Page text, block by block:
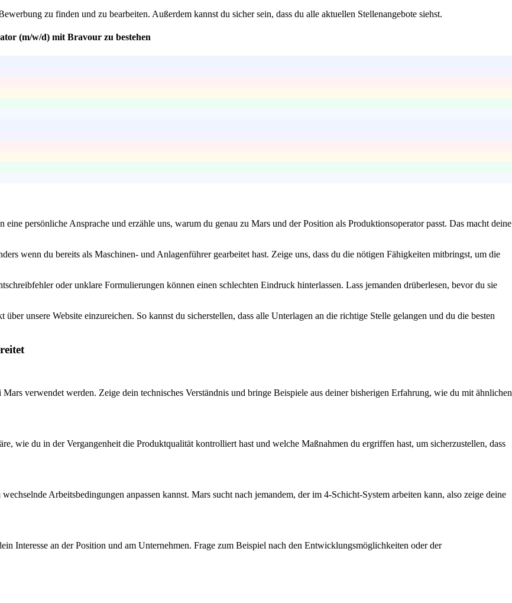
zu finden und zu bearbeiten. Außerdem kannst du sicher sein, dass du alle aktuellen Stellenangebote siehst.
(m/w/d) mit Bravour zu bestehen
persönliche Ansprache und erzähle uns, warum du genau zu Mars und der Position als Produktionsoperator passt. Das macht deine
wenn du bereits als Maschinen- und Anlagenführer gearbeitet hast. Zeige uns, dass du die nötigen Fähigkeiten mitbringst, um die
oder unklare Formulierungen können einen schlechten Eindruck hinterlassen. Lass jemanden drüberlesen, bevor du sie
unsere Website einzureichen. So kannst du sicherstellen, dass alle Unterlagen an die richtige Stelle gelangen und du die besten
verwendet werden. Zeige dein technisches Verständnis und bringe Beispiele aus deiner bisherigen Erfahrung, wie du mit ähnlichen
wie du in der Vergangenheit die Produktqualität kontrolliert hast und welche Maßnahmen du ergriffen hast, um sicherzustellen, dass
Arbeitsbedingungen anpassen kannst. Mars sucht nach jemandem, der im 4-Schicht-System arbeiten kann, also zeige deine
Interesse an der Position und am Unternehmen. Frage zum Beispiel nach den Entwicklungsmöglichkeiten oder der